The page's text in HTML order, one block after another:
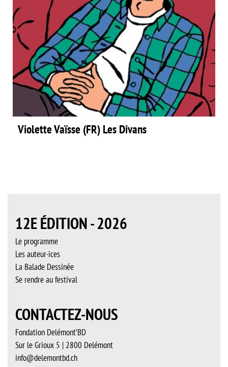
Violette Vaïsse (FR) Les Divans
12E ÉDITION - 2026
Le programme
Les auteur·ices
La Balade Dessinée
Se rendre au festival
CONTACTEZ-NOUS
Fondation Delémont’BD
Sur le Grioux 5 | 2800 Delémont
info@delemontbd.ch